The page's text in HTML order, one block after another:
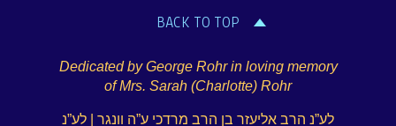
BACK TO TOP
Dedicated by George Rohr in loving memory
of Mrs. Sarah (Charlotte) Rohr
לע”נ הרב אליעזר בן הרב מרדכי ע”ה וונגר | לע”נ